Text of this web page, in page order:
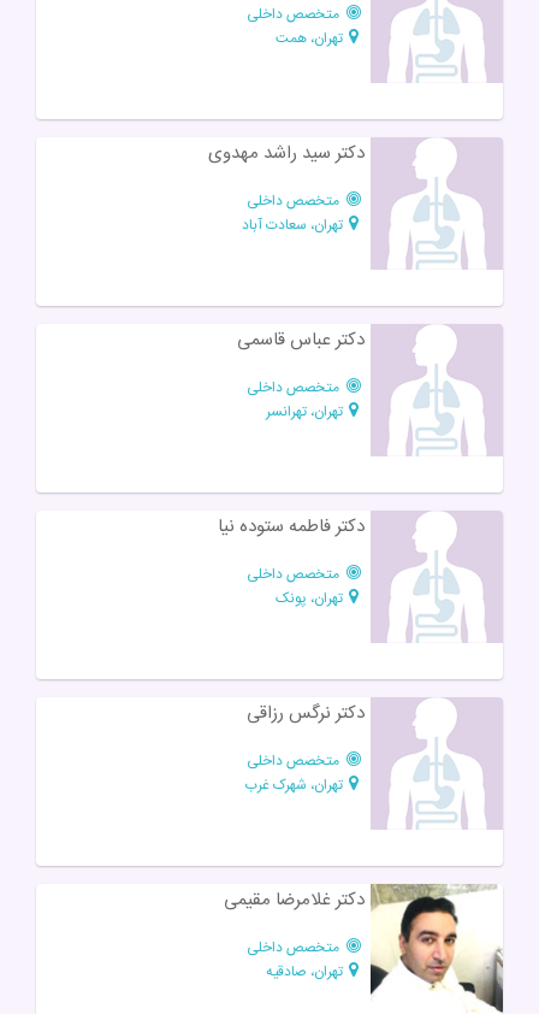
متخصص داخلی
تهران، همت
دکتر سید راشد مهدوی
متخصص داخلی
تهران، سعادت آباد
دکتر عباس قاسمی
متخصص داخلی
تهران، تهرانسر
دکتر فاطمه ستوده نیا
متخصص داخلی
تهران، پونک
دکتر نرگس رزاقی
متخصص داخلی
تهران، شهرک غرب
دکتر غلامرضا مقیمی
متخصص داخلی
تهران، صادقیه